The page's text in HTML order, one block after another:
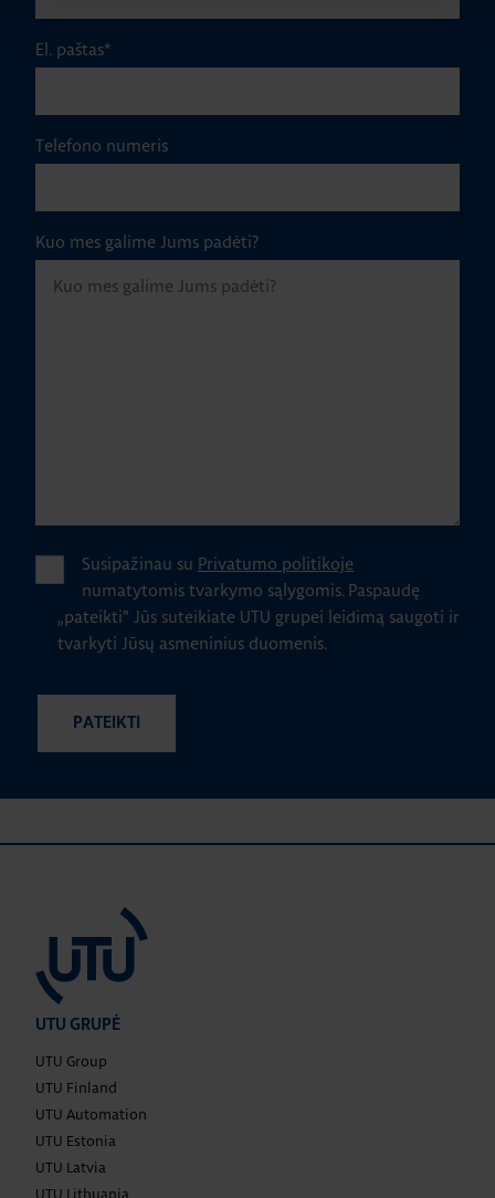
El. paštas*
Telefono numeris
Kuo mes galime Jums padėti?
Susipažinau su Privatumo politikoje
numatytomis tvarkymo sąlygomis. Paspaudę
„pateikti" Jūs suteikiate UTU grupei leidimą saugoti ir
tvarkyti Jūsų asmeninius duomenis.
UTU GRUPĖ
UTU Group
UTU Finland
UTU Automation
UTU Estonia
UTU Latvia
UTU Lithuania